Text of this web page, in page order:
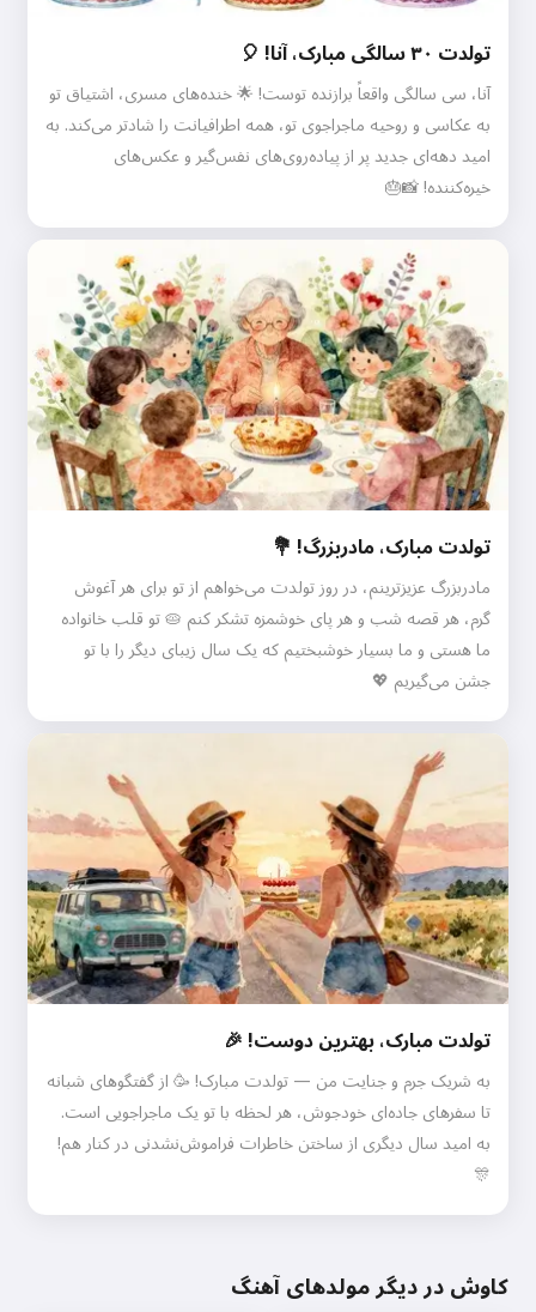
تولدت ۳۰ سالگی مبارک، آنا! 🎈
آنا، سی سالگی واقعاً برازنده توست! 🌟 خنده‌های مسری، اشتیاق تو
به عکاسی و روحیه ماجراجوی تو، همه اطرافیانت را شادتر می‌کند. به
امید دهه‌ای جدید پر از پیاده‌روی‌های نفس‌گیر و عکس‌های
خیره‌کننده! 📸🎂
تولدت مبارک، مادربزرگ! 💐
مادربزرگ عزیزترینم، در روز تولدت می‌خواهم از تو برای هر آغوش
گرم، هر قصه شب و هر پای خوشمزه تشکر کنم 🥧 تو قلب خانواده
ما هستی و ما بسیار خوشبختیم که یک سال زیبای دیگر را با تو
جشن می‌گیریم 💖
تولدت مبارک، بهترین دوست! 🎉
به شریک جرم و جنایت من — تولدت مبارک! 🥳 از گفتگوهای شبانه
تا سفرهای جاده‌ای خودجوش، هر لحظه با تو یک ماجراجویی است.
به امید سال دیگری از ساختن خاطرات فراموش‌نشدنی در کنار هم!
🎊
کاوش در دیگر مولدهای آهنگ